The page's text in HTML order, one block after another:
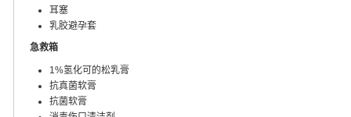
耳塞
乳胶避孕套
急救箱
1%氢化可的松乳膏
抗真菌软膏
抗菌软膏